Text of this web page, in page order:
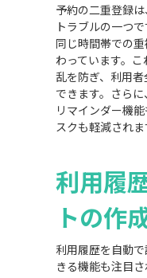
予約の二重登録
トラブルの一つ
同じ時間帯での
わっています。
乱を防ぎ、利用
できます。さら
リマインダー機
スクも軽減されま
利用履
トの作
利用履歴を自動
きる機能も注目